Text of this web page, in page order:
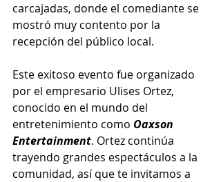
carcajadas, donde el comediante se
mostró muy contento por la
recepción del público local.
Este exitoso evento fue organizado
por el empresario Ulises Ortez,
conocido en el mundo del
entretenimiento como Oaxson
Entertainment. Ortez continúa
trayendo grandes espectáculos a la
comunidad, así que te invitamos a